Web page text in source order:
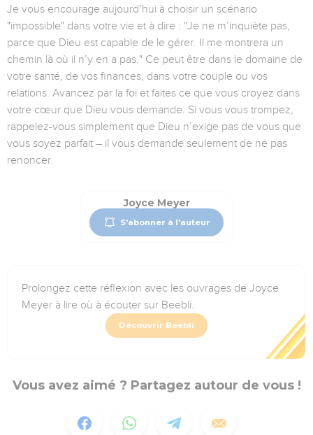
Je vous encourage aujourd’hui à choisir un scénario
"impossible" dans votre vie et à dire : "Je ne m’inquiète pas,
parce que Dieu est capable de le gérer. Il me montrera un
chemin là où il n’y en a pas." Ce peut être dans le domaine de
votre santé, de vos finances, dans votre couple ou vos
relations. Avancez par la foi et faites ce que vous croyez dans
votre cœur que Dieu vous demande. Si vous vous trompez,
rappelez-vous simplement que Dieu n’exige pas de vous que
vous soyez parfait – il vous demande seulement de ne pas
renoncer.
Joyce Meyer
S'abonner à l'auteur
Prolongez cette réflexion avec les ouvrages de Joyce
Meyer à lire où à écouter sur Beebli.
Découvrir Beebli
Vous avez aimé ? Partagez autour de vous !